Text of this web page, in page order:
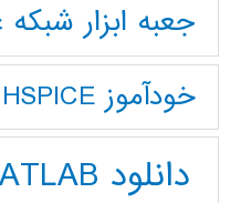
جعبه ابزار
خودآموز HSPICE
دانلود MATLAB